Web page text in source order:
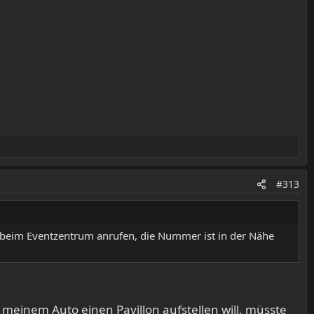
#313
Eventzentrum anrufen, die Nummer ist in der Nähe
Auto einen Pavillon aufstellen will, müsste